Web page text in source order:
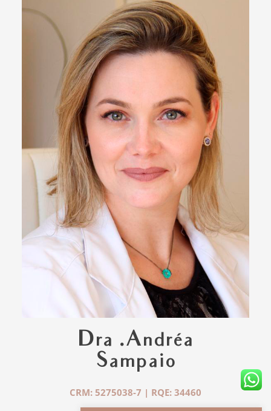
Dra .Andréa
Sampaio
CRM: 5275038-7 | RQE: 34460